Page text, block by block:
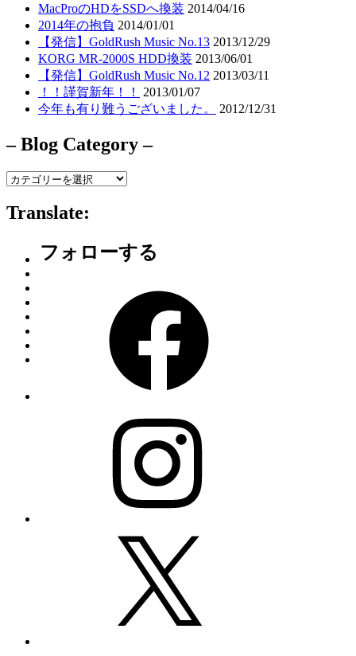
MacProのHDをSSDへ換装 2014/04/16
2014年の抱負 2014/01/01
【発信】GoldRush Music No.13 2013/12/29
KORG MR-2000S HDD換装 2013/06/01
【発信】GoldRush Music No.12 2013/03/11
！！謹賀新年！！
2013/01/07
今年も有り難うございました。
2012/12/31
– Blog Category –
–
Category
–
Translate:
フォローする